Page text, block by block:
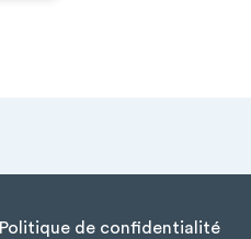
Politique de confidentialité